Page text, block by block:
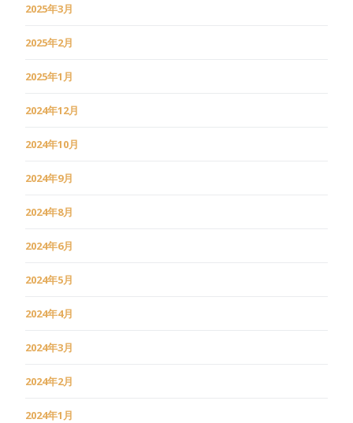
2025年3月
2025年2月
2025年1月
2024年12月
2024年10月
2024年9月
2024年8月
2024年6月
2024年5月
2024年4月
2024年3月
2024年2月
2024年1月